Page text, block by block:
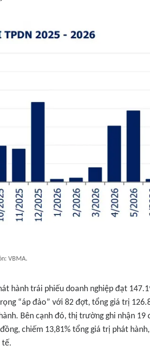
VBMA.
hành trái phiếu doanh nghiệp đạt
“áp đảo” với 82 đợt, tổng giá trị
Bên cạnh đó, thị trường ghi nhận 19
chiếm 13,81% tổng giá trị phát
tế.